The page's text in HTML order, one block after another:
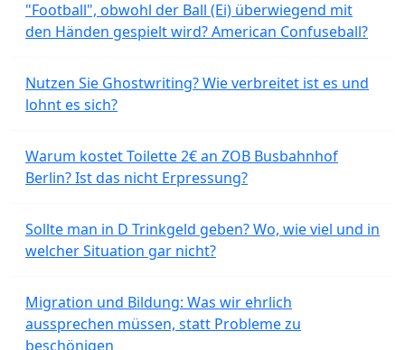
"Football", obwohl der Ball (Ei) überwiegend mit
den Händen gespielt wird? American Confuseball?
Nutzen Sie Ghostwriting? Wie verbreitet ist es und
lohnt es sich?
Warum kostet Toilette 2€ an ZOB Busbahnhof
Berlin? Ist das nicht Erpressung?
Sollte man in D Trinkgeld geben? Wo, wie viel und in
welcher Situation gar nicht?
Migration und Bildung: Was wir ehrlich
aussprechen müssen, statt Probleme zu
beschönigen